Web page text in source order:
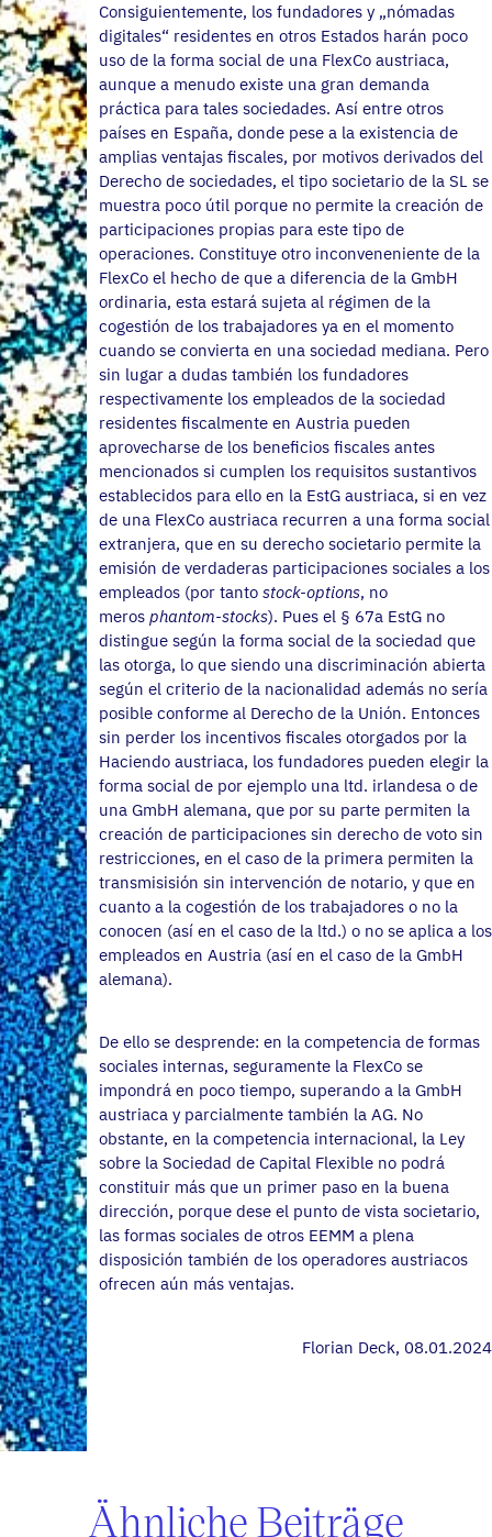
Consiguientemente, los fundadores y „nómadas
digitales“ residentes en otros Estados harán poco
uso de la forma social de una FlexCo austriaca,
aunque a menudo existe una gran demanda
práctica para tales sociedades. Así entre otros
países en España, donde pese a la existencia de
amplias ventajas fiscales, por motivos derivados del
Derecho de sociedades, el tipo societario de la SL se
muestra poco útil porque no permite la creación de
participaciones propias para este tipo de
operaciones. Constituye otro inconveneniente de la
FlexCo el hecho de que a diferencia de la GmbH
ordinaria, esta estará sujeta al régimen de la
cogestión de los trabajadores ya en el momento
cuando se convierta en una sociedad mediana. Pero
sin lugar a dudas también los fundadores
respectivamente los empleados de la sociedad
residentes fiscalmente en Austria pueden
aprovecharse de los beneficios fiscales antes
mencionados si cumplen los requisitos sustantivos
establecidos para ello en la EstG austriaca, si en vez
de una FlexCo austriaca recurren a una forma social
extranjera, que en su derecho societario permite la
emisión de verdaderas participaciones sociales a los
empleados (por tanto stock-options, no
meros phantom-stocks). Pues el § 67a EstG no
distingue según la forma social de la sociedad que
las otorga, lo que siendo una discriminación abierta
según el criterio de la nacionalidad además no sería
posible conforme al Derecho de la Unión. Entonces
sin perder los incentivos fiscales otorgados por la
Haciendo austriaca, los fundadores pueden elegir la
forma social de por ejemplo una ltd. irlandesa o de
una GmbH alemana, que por su parte permiten la
creación de participaciones sin derecho de voto sin
restricciones, en el caso de la primera permiten la
transmisisión sin intervención de notario, y que en
cuanto a la cogestión de los trabajadores o no la
conocen (así en el caso de la ltd.) o no se aplica a los
empleados en Austria (así en el caso de la GmbH
alemana).
De ello se desprende: en la competencia de formas
sociales internas, seguramente la FlexCo se
impondrá en poco tiempo, superando a la GmbH
austriaca y parcialmente también la AG. No
obstante, en la competencia internacional, la Ley
sobre la Sociedad de Capital Flexible no podrá
constituir más que un primer paso en la buena
dirección, porque dese el punto de vista societario,
las formas sociales de otros EEMM a plena
disposición también de los operadores austriacos
ofrecen aún más ventajas.
Florian Deck, 08.01.2024
Ähnliche Beiträge